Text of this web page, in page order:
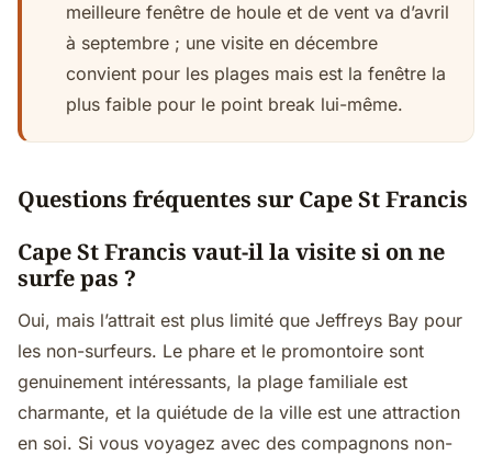
meilleure fenêtre de houle et de vent va d’avril
à septembre ; une visite en décembre
convient pour les plages mais est la fenêtre la
plus faible pour le point break lui-même.
Questions fréquentes sur Cape St Francis
Cape St Francis vaut-il la visite si on ne
surfe pas ?
Oui, mais l’attrait est plus limité que Jeffreys Bay pour
les non-surfeurs. Le phare et le promontoire sont
genuinement intéressants, la plage familiale est
charmante, et la quiétude de la ville est une attraction
en soi. Si vous voyagez avec des compagnons non-